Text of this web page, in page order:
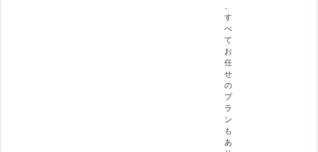
す
べ
て
お
任
せ
の
プ
ラ
ン
も
あ